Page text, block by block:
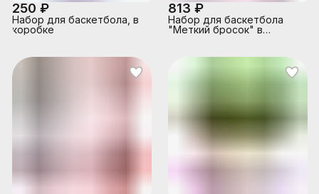
250 ₽
Набор для баскетбола, в
коробке
813 ₽
Набор для баскетбола
"Меткий бросок" в